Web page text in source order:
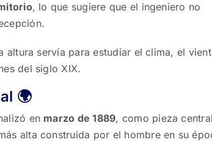
, lo que sugiere que el ingeniero no
servía para estudiar el clima, el
del siglo XIX.
🌍
en marzo de 1889, como pieza
alta construida por el hombre en su